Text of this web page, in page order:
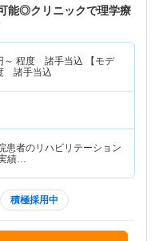
能◎クリニックで理学療
～ 程度 諸手当込 【モデ
諸手当込
患者のリハビリテーション
績…
積極採用中